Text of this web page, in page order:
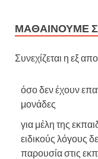
ΜΑΘΑΊΝΟΥΜΕ
Συνεχίζεται η εξ
όσο δεν έχουν
μονάδες
για μέλη της
ειδικούς λόγους
παρουσία στις